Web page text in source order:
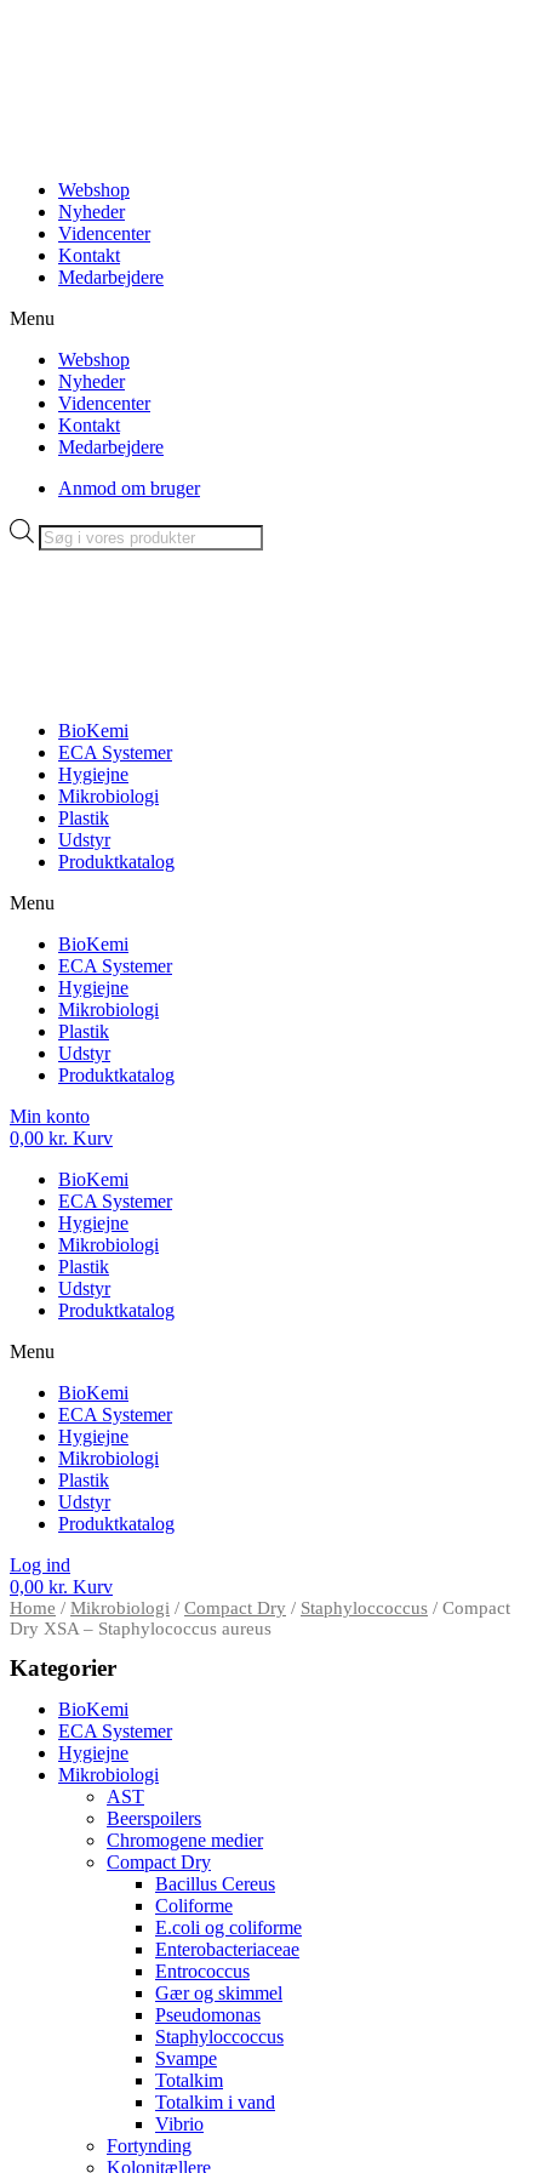
Webshop
Nyheder
Videncenter
Kontakt
Medarbejdere
Menu
Webshop
Nyheder
Videncenter
Kontakt
Medarbejdere
Anmod om bruger
Products
search
BioKemi
ECA Systemer
Hygiejne
Mikrobiologi
Plastik
Udstyr
Produktkatalog
Menu
BioKemi
ECA Systemer
Hygiejne
Mikrobiologi
Plastik
Udstyr
Produktkatalog
Min konto
0,00 kr. Kurv
BioKemi
ECA Systemer
Hygiejne
Mikrobiologi
Plastik
Udstyr
Produktkatalog
Menu
BioKemi
ECA Systemer
Hygiejne
Mikrobiologi
Plastik
Udstyr
Produktkatalog
Log ind
0,00 kr. Kurv
Home / Mikrobiologi / Compact Dry / Staphyloccoccus / Compact
Dry XSA – Staphylococcus aureus
Kategorier
BioKemi
ECA Systemer
Hygiejne
Mikrobiologi
AST
Beerspoilers
Chromogene medier
Compact Dry
Bacillus Cereus
Coliforme
E.coli og coliforme
Enterobacteriaceae
Entrococcus
Gær og skimmel
Pseudomonas
Staphyloccoccus
Svampe
Totalkim
Totalkim i vand
Vibrio
Fortynding
Kolonitællere